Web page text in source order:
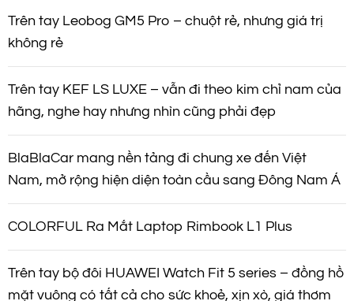
Trên tay Leobog GM5 Pro – chuột rẻ, nhưng giá trị
không rẻ
Trên tay KEF LS LUXE – vẫn đi theo kim chỉ nam của
hãng, nghe hay nhưng nhìn cũng phải đẹp
BlaBlaCar mang nền tảng đi chung xe đến Việt
Nam, mở rộng hiện diện toàn cầu sang Đông Nam Á
COLORFUL Ra Mắt Laptop Rimbook L1 Plus
Trên tay bộ đôi HUAWEI Watch Fit 5 series – đồng hồ
mặt vuông có tất cả cho sức khoẻ, xịn xò, giá thơm